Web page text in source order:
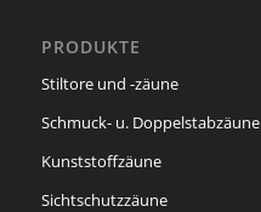
PRODUKTE
Stiltore und -zäune
Schmuck- u. Doppelstabzäune
Kunststoffzäune
Sichtschutzzäune